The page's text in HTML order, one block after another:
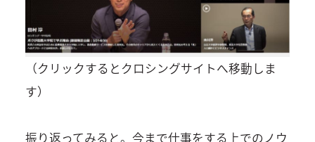
（クリックするとクロシングサイトへ移動しま
す）
振り返ってみると。今まで仕事をする上でのノウ